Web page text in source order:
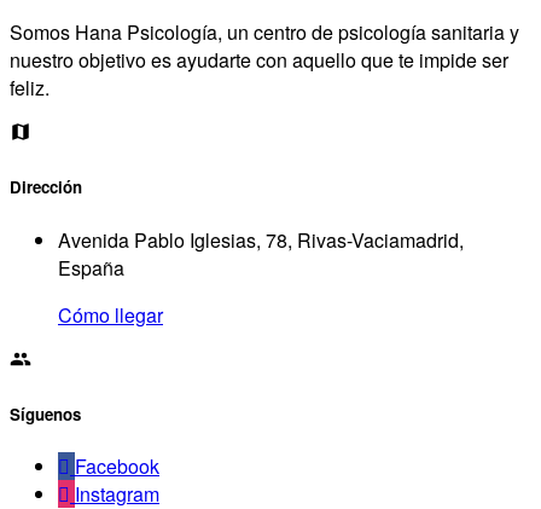
Somos Hana Psicología, un centro de psicología sanitaria y
nuestro objetivo es ayudarte con aquello que te impide ser
feliz.
Dirección
Avenida Pablo Iglesias, 78, Rivas-Vaciamadrid,
España
Cómo llegar
Síguenos
Facebook
Instagram